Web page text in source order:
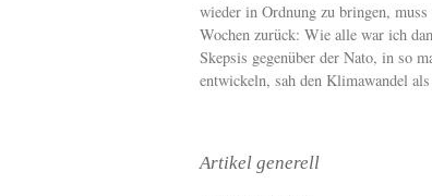
wieder in Ordnung zu bringen,
Wochen zurück: Wie alle war ich
Skepsis gegenüber der Nato, in so
entwickeln, sah den Klimawandel
Artikel generell